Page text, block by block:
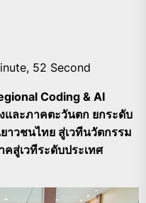
52 Second
Coding & AI
และภาคตะวันตก ยกระดับ
ยาวชนไทย สู่เวทีนวัตกรรม
คสู่เวทีระดับประเทศ